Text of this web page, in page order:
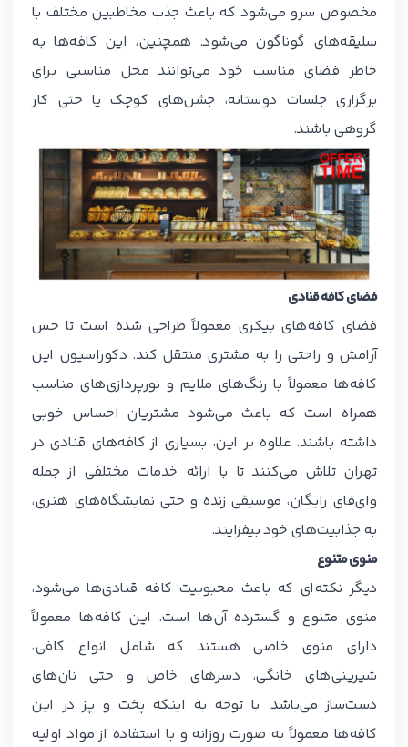
مخصوص سرو می‌شود که باعث جذب مخاطبین مختلف با
سلیقه‌های گوناگون می‌شود. همچنین، این کافه‌ها به
خاطر فضای مناسب خود می‌توانند محل مناسبی برای
برگزاری جلسات دوستانه، جشن‌های کوچک یا حتی کار
گروهی باشند.
فضای کافه قنادی
فضای کافه‌های بیکری معمولاً طراحی شده است تا حس
آرامش و راحتی را به مشتری منتقل کند. دکوراسیون این
کافه‌ها معمولاً با رنگ‌های ملایم و نورپردازی‌های مناسب
همراه است که باعث می‌شود مشتریان احساس خوبی
داشته باشند. علاوه بر این، بسیاری از کافه‌های قنادی در
تهران تلاش می‌کنند تا با ارائه خدمات مختلفی از جمله
وای‌فای رایگان، موسیقی زنده و حتی نمایشگاه‌های هنری،
به جذابیت‌های خود بیفزایند.
منوی متنوع
دیگر نکته‌ای که باعث محبوبیت کافه قنادی‌ها می‌شود،
منوی متنوع و گسترده آن‌ها است. این کافه‌ها معمولاً
دارای منوی خاصی هستند که شامل انواع کافی،
شیرینی‌های خانگی، دسرهای خاص و حتی نان‌های
دست‌ساز می‌باشد. با توجه به اینکه پخت و پز در این
کافه‌ها معمولاً به صورت روزانه و با استفاده از مواد اولیه